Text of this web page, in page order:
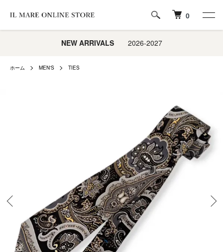
0
NEW ARRIVALS2026-2027
ホーム MEN'S TIES